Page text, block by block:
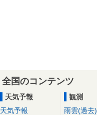
全国のコンテンツ
天気予報
天気予報
観測
雨雲(過去)